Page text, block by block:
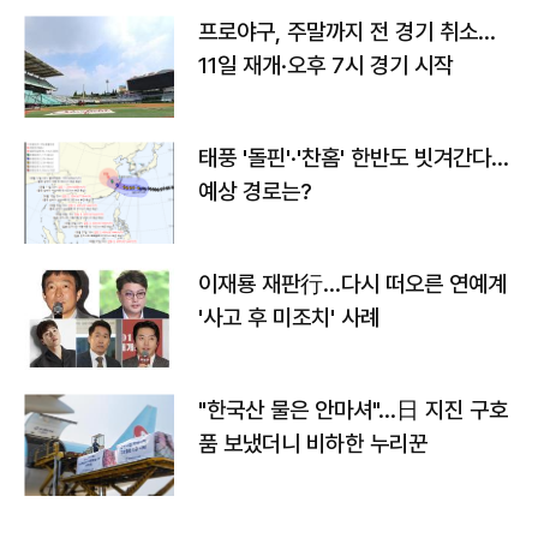
프로야구, 주말까지 전 경기 취소…
11일 재개·오후 7시 경기 시작
태풍 '돌핀'·'찬홈' 한반도 빗겨간다…
예상 경로는?
이재룡 재판行…다시 떠오른 연예계
'사고 후 미조치' 사례
"한국산 물은 안마셔"…日 지진 구호
품 보냈더니 비하한 누리꾼